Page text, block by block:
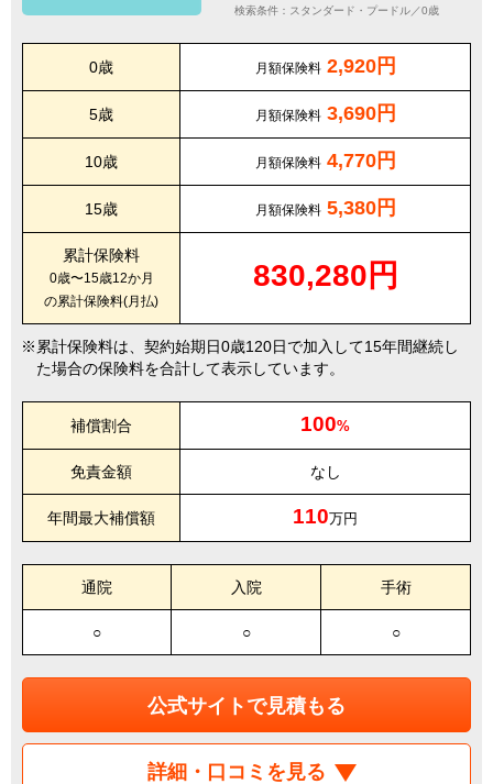
検索条件：スタンダード・プードル／0歳
0歳 月額保険料 2,920円
5歳 月額保険料 3,690円
10歳 月額保険料 4,770円
15歳 月額保険料 5,380円
累計保険料
0歳〜15歳12か月
の累計保険料(月払)
830,280円
累計保険料は、契約始期日0歳120日で加入して15年間継続し
た場合の保険料を合計して表示しています。
補償割合 100%
免責金額 なし
年間最大補償額 110万円
通院 入院 手術
○ ○ ○
公式サイトで見積もる
詳細・口コミを見る